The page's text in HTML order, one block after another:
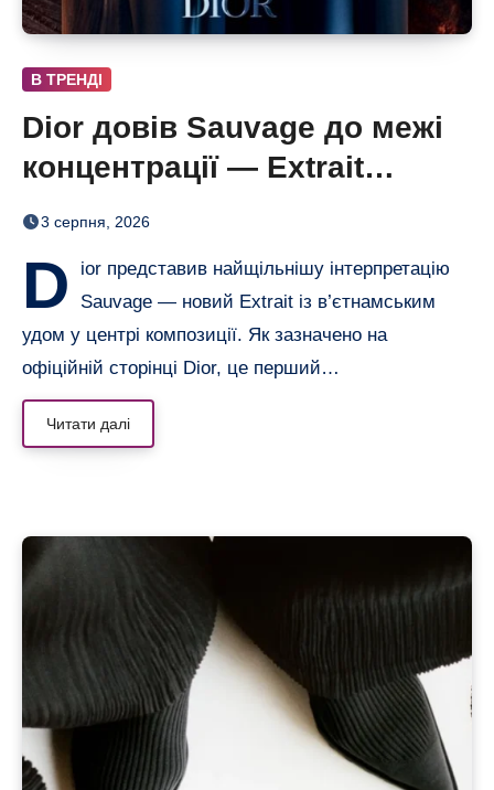
В ТРЕНДІ
Dior довів Sauvage до межі
концентрації — Extrait
дозріває 42 дні
3 серпня, 2026
D
ior представив найщільнішу інтерпретацію
Sauvage — новий Extrait із в’єтнамським
удом у центрі композиції. Як зазначено на
офіційній сторінці Dior, це перший…
Читати далі